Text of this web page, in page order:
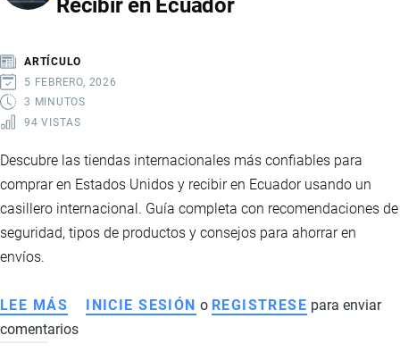
PASO
CONSEJOS
PRÁCTICOS
Recibir en Ecuador
ARTÍCULO
5 FEBRERO, 2026
3 MINUTOS
94 VISTAS
Descubre las tiendas internacionales más confiables para
comprar en Estados Unidos y recibir en Ecuador usando un
casillero internacional. Guía completa con recomendaciones de
seguridad, tipos de productos y consejos para ahorrar en
envíos.
LEE MÁS SOBRE
LAS
INICIE SESIÓN o REGISTRESE para enviar
comentarios